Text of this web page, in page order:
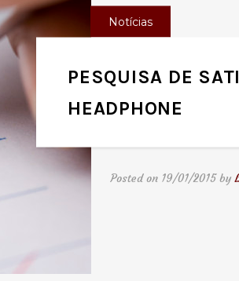
Notícias
PESQUISA DE
HEADPHONE
Posted on 19/01/2015 by